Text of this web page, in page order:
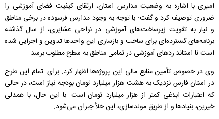
امیری با اشاره به وضعیت مدارس استان، ارتقای کیفیت فضای آموزشی را
ضروری توصیف کرد و گفت: با توجه به وجود مدارس فرسوده در برخی مناطق
و نیاز به تقویت زیرساخت‌های آموزشی در نواحی عشایری، از سال گذشته
برنامه‌های گسترده‌ای برای ساخت و بازسازی این واحدها تدوین و اجرایی شده
است تا استانداردهای آموزشی در تمامی مناطق به سطح مطلوب برسد.
وی در خصوص تأمین منابع مالی این پروژه‌ها اظهار کرد: برای اتمام این طرح
در استان فارس نزدیک به هشت هزار میلیارد تومان بودجه نیاز است، در حالی
که اعتبارات ابلاغی کمتر از هزار میلیارد تومان است. با این حال، با همدلی
خیرین، بنیادها و از طریق مولدسازی، این خلأ جبران می‌شود.